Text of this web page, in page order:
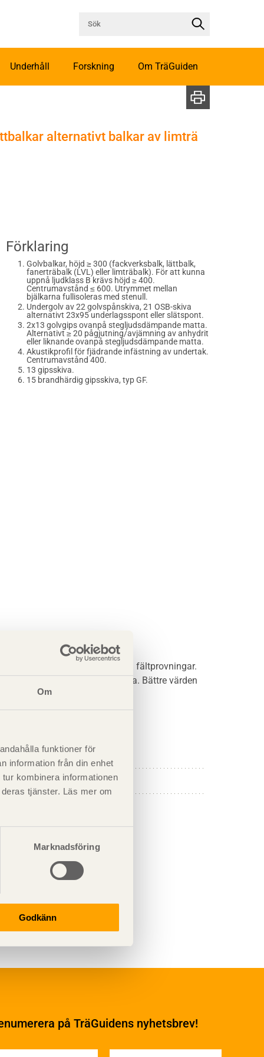
Om
funktioner för
information från din enhet
kombinera informationen
tjänster. Läs mer om
Marknadsföring
Godkänn
Underhåll Forskning Om TräGuiden
alternativt balkar av limträ
Förklaring
Golvbalkar, höjd ≥ 300 (fackverksbalk, lättbalk,
fanerträbalk (LVL) eller limträbalk). För att kunna
uppnå ljudklass B krävs höjd ≥ 400.
Centrumavstånd ≤ 600. Utrymmet mellan
bjälkarna fullisoleras med stenull.
Undergolv av 22 golvspånskiva, 21 OSB-skiva
alternativt 23x95 underlagsspont eller slätspont.
2x13 golvgips ovanpå stegljudsdämpande matta.
Alternativt ≥ 20 pågjutning/avjämning av anhydrit
eller liknande ovanpå stegljudsdämpande matta.
Akustikprofil för fjädrande infästning av undertak.
Centrumavstånd 400.
13 gipsskiva.
15 brandhärdig gipsskiva, typ GF.
≤ 54 dB (ljudklass B) i fältprovningar.
samt val av golvyta. Bättre värden
Ytbehandling och
på TräGuidens nyhetsbrev!